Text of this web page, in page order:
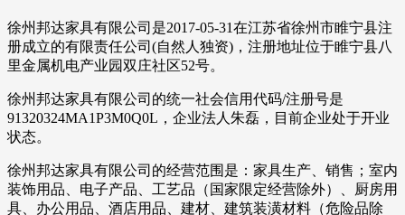
徐州邦达家具有限公司是2017-05-31在江苏省徐州市睢宁县注
册成立的有限责任公司(自然人独资)，注册地址位于睢宁县八
里金属机电产业园双庄社区52号。
徐州邦达家具有限公司的统一社会信用代码/注册号是
91320324MA1P3M0Q0L，企业法人朱磊，目前企业处于开业
状态。
徐州邦达家具有限公司的经营范围是：家具生产、销售；室内
装饰用品、电子产品、工艺品（国家限定经营除外）、厨房用
具、办公用品、酒店用品、建材、建筑装潢材料（危险品除